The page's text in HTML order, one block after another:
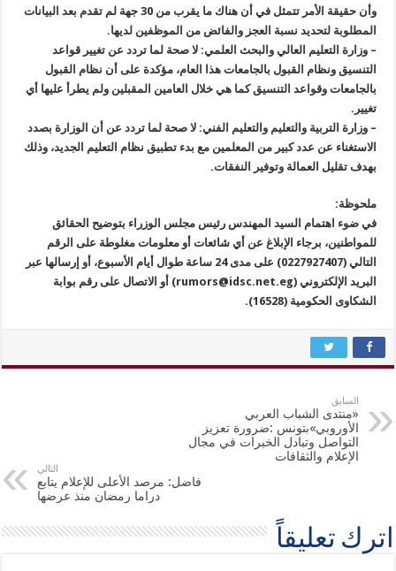
وأن حقيقة الأمر تتمثل في أن هناك ما يقرب من 30 جهة لم تقدم بعد البيانات
المطلوبة لتحديد نسبة العجز والفائض من الموظفين لديها.
– وزارة التعليم العالي والبحث العلمي: لا صحة لما تردد عن تغيير قواعد
التنسيق ونظام القبول بالجامعات ‏هذا العام، مؤكدة على أن نظام القبول
بالجامعات وقواعد التنسيق كما هي خلال العامين المقبلين ولم يطرأ عليها أي
تغيير.
– وزارة التربية والتعليم والتعليم الفني: لا صحة لما تردد عن أن الوزارة بصدد
الاستغناء عن عدد كبير من المعلمين مع بدء تطبيق نظام التعليم الجديد، وذلك
بهدف تقليل العمالة وتوفير النفقات.
ملحوظة:
في ضوء اهتمام السيد المهندس رئيس مجلس الوزراء بتوضيح الحقائق
للمواطنين، برجاء الإبلاغ عن أي شائعات أو معلومات مغلوطة على الرقم
التالي (0227927407) على مدى 24 ساعة طوال أيام الأسبوع، أو إرسالها عبر
البريد الإلكتروني (rumors@idsc.net.eg) أو الاتصال على رقم بوابة
الشكاوى الحكومية (16528).
السابق
«منتدى الشباب العربي
الأوروبي»بتونس :ضرورة تعزيز
التواصل وتبادل الخبرات في مجال
الإعلام والثقافات
التالي
فاضل: مرصد الأعلى للإعلام يتابع
دراما رمضان منذ عرضها
اترك تعليقاً